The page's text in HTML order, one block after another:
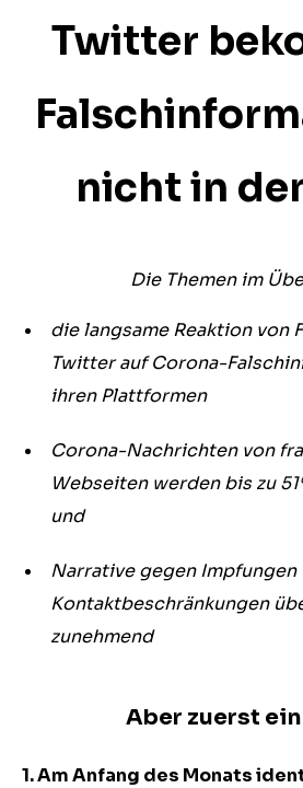
Twitter
nicht in
Die Themen im
die langsame Reaktion von
Twitter auf Corona-
ihren Plattformen
Corona-Nachrichten von
Webseiten werden bis zu
und
Narrative gegen Impfungen
Kontaktbeschränkungen
zunehmend
Aber zuerst
1. Am Anfang des Monats